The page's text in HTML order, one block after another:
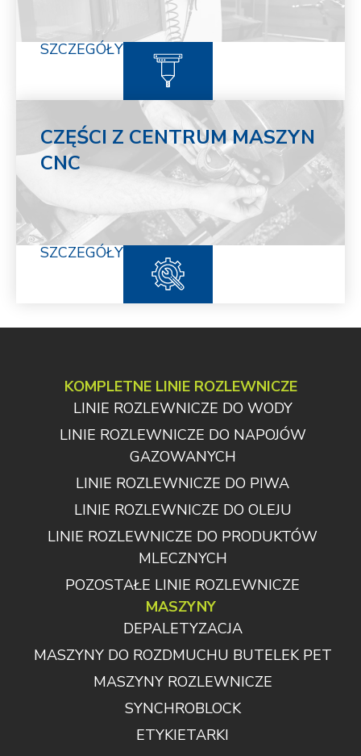
SZCZEGÓŁY
CZĘŚCI Z CENTRUM MASZYN
CNC
SZCZEGÓŁY
KOMPLETNE LINIE ROZLEWNICZE
LINIE ROZLEWNICZE DO WODY
LINIE ROZLEWNICZE DO NAPOJÓW
GAZOWANYCH
LINIE ROZLEWNICZE DO PIWA
LINIE ROZLEWNICZE DO OLEJU
LINIE ROZLEWNICZE DO PRODUKTÓW
MLECZNYCH
POZOSTAŁE LINIE ROZLEWNICZE
MASZYNY
DEPALETYZACJA
MASZYNY DO ROZDMUCHU BUTELEK PET
MASZYNY ROZLEWNICZE
SYNCHROBLOCK
ETYKIETARKI